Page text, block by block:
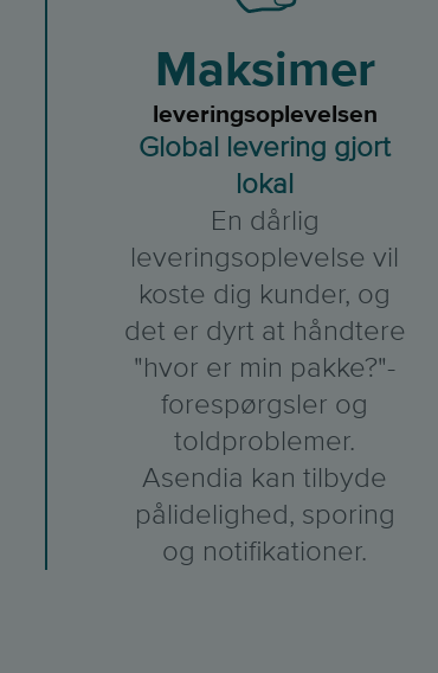
Maksimer
leveringsoplevelsen
Global levering gjort
lokal
En dårlig
leveringsoplevelse vil
koste dig kunder, og
det er dyrt at håndtere
"hvor er min pakke?"-
forespørgsler og
toldproblemer.
Asendia kan tilbyde
pålidelighed, sporing
og notifikationer.